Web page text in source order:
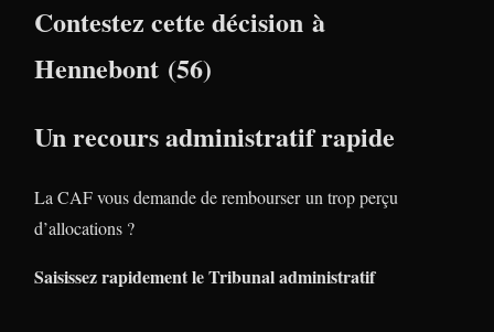
Contestez cette décision à
Hennebont (56)
Un recours administratif rapide
La CAF vous demande de rembourser un trop perçu
d’allocations ?
Saisissez rapidement le Tribunal administratif